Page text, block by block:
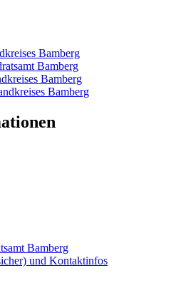
Bamberg
Bamberg
Bamberg
Bamberg
Bamberg
und Kontaktinfos